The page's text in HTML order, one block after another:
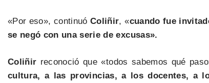
«Por eso», continuóColiñir, «cuando fue
se negó con una serie de excusas».
Coliñir reconoció que «todos sabemos qué
cultura, a las provincias, a los docentes, a